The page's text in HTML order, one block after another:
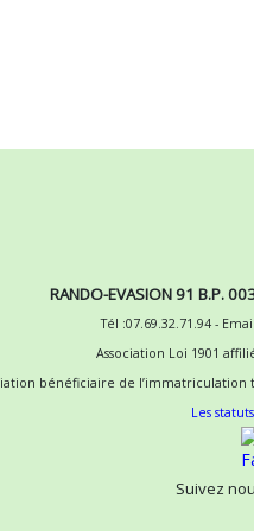
RANDO-EVASION 91 B.P.
Tél :07.69.32.71.94 - Email
Association Loi 1901
bénéficiaire de
Les
Suivez